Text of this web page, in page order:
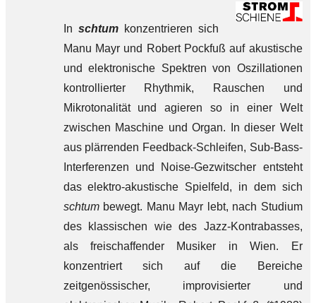
In schtumkonzentrieren sich
Manu Mayr und Robert Pockfuß auf akustische
und elektronische Spektren von Oszillationen
kontrollierter Rhythmik, Rauschen und
Mikrotonalität und agieren so in einer Welt
zwischen Maschine und Organ. In dieser Welt
aus plärrenden Feedback-Schleifen, Sub-Bass-
Interferenzen und Noise-Gezwitscher entsteht
das elektro-akustische Spielfeld, in dem sich
schtumbewegt. Manu Mayr lebt, nach Studium
des klassischen wie des Jazz-Kontrabasses,
als freischaffender Musiker in Wien. Er
konzentriert sich auf die Bereiche
zeitgenössischer, improvisierter und